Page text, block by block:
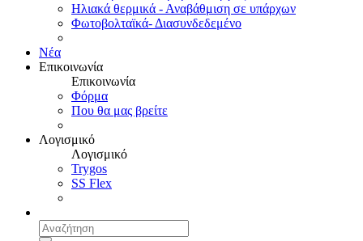
Ηλιακά θερμικά - Αναβάθμιση σε υπάρχων
Φωτοβολταϊκά- Διασυνδεδεμένο
Νέα
Επικοινωνία
Επικοινωνία
Φόρμα
Που θα μας βρείτε
Λογισμικό
Λογισμικό
Trygos
SS Flex